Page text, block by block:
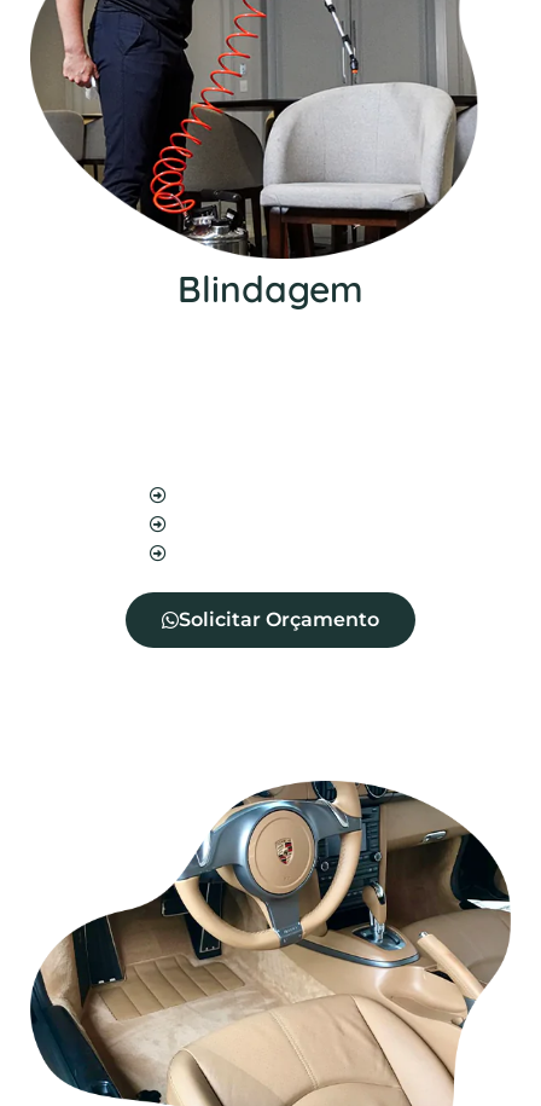
Blindagem
Solicitar Orçamento